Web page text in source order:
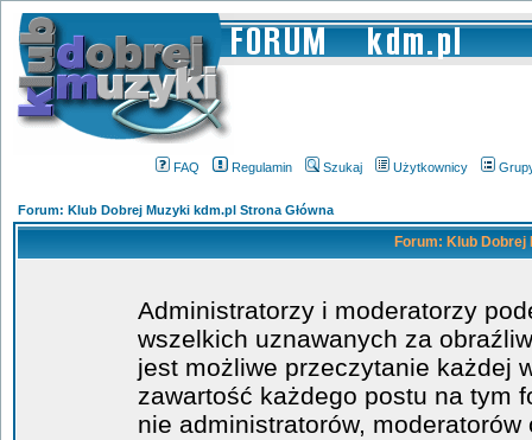
FAQ Regulamin Szukaj Użytkownicy
Forum: Klub Dobrej Muzyki kdm.pl Strona Główna
Forum: Klub
Administratorzy i moderatorzy
wszelkich uznawanych za
jest możliwe przeczytanie każdej
zawartość każdego postu na tym
nie administratorów,